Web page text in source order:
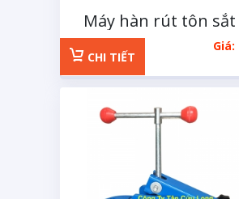
Máy hàn rút tôn sắt
CHI TIẾT